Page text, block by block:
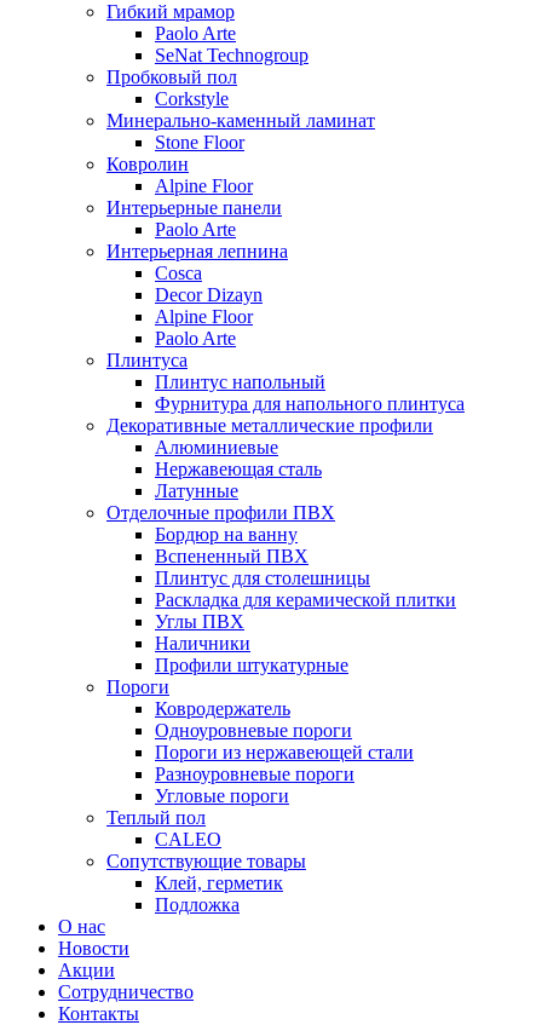
Гибкий мрамор
Paolo Arte
SeNat Technogroup
Пробковый пол
Corkstyle
Минерально-каменный ламинат
Stone Floor
Ковролин
Alpine Floor
Интерьерные панели
Paolo Arte
Интерьерная лепнина
Cosca
Decor Dizayn
Alpine Floor
Paolo Arte
Плинтуса
Плинтус напольный
Фурнитура для напольного плинтуса
Декоративные металлические профили
Алюминиевые
Нержавеющая сталь
Латунные
Отделочные профили ПВХ
Бордюр на ванну
Вспененный ПВХ
Плинтус для столешницы
Раскладка для керамической плитки
Углы ПВХ
Наличники
Профили штукатурные
Пороги
Ковродержатель
Одноуровневые пороги
Пороги из нержавеющей стали
Разноуровневые пороги
Угловые пороги
Теплый пол
CALEO
Сопутствующие товары
Клей, герметик
Подложка
О нас
Новости
Акции
Сотрудничество
Контакты